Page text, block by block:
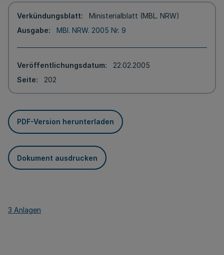
Verkündungsblatt
Ministerialblatt (MBL. NRW)
Ausgabe
MBl. NRW. 2005 Nr. 9
Veröffentlichungsdatum
22.02.2005
Seite
202
PDF-Version herunterladen
Dokument ausdrucken
3 Anlagen